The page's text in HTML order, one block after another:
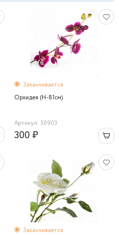
Заканчивается
Орхидея (H-81см)
Артикул: 50903
300 ₽
Заканчивается